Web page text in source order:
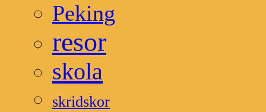
Peking
resor
skola
skridskor